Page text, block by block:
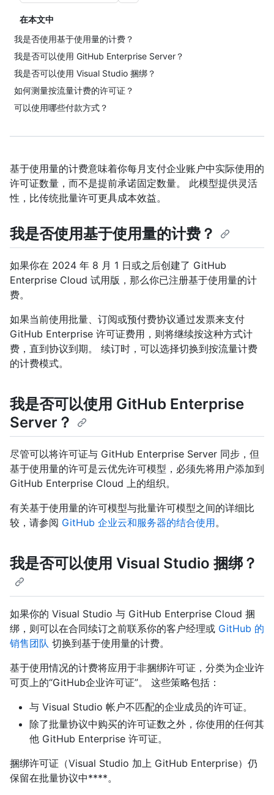
在本文中
我是否使用基于使用量的计费？
我是否可以使用 GitHub Enterprise Server？
我是否可以使用 Visual Studio 捆绑？
如何测量按流量计费的许可证？
可以使用哪些付款方式？
基于使用量的计费意味着你每月支付企业账户中实际使用的
许可证数量，而不是提前承诺固定数量。 此模型提供灵活
性，比传统批量许可更具成本效益。
我是否使用基于使用量的计费？
如果你在 2024 年 8 月 1 日或之后创建了 GitHub
Enterprise Cloud 试用版，那么你已注册基于使用量的计
费。
如果当前使用批量、订阅或预付费协议通过发票来支付
GitHub Enterprise 许可证费用，则将继续按这种方式计
费，直到协议到期。 续订时，可以选择切换到按流量计费
的计费模式。
我是否可以使用 GitHub Enterprise
Server？
尽管可以将许可证与 GitHub Enterprise Server 同步，但
基于使用量的许可是云优先许可模型，必须先将用户添加到
GitHub Enterprise Cloud 上的组织。
有关基于使用量的许可模型与批量许可模型之间的详细比
较，请参阅 GitHub 企业云和服务器的结合使用。
我是否可以使用 Visual Studio 捆绑？
如果你的 Visual Studio 与 GitHub Enterprise Cloud 捆
绑，则可以在合同续订之前联系你的客户经理或 GitHub 的
销售团队 切换到基于使用量的计费。
基于使用情况的计费将应用于非捆绑许可证，分类为企业许
可页上的“GitHub企业许可证”。 这些策略包括：
与 Visual Studio 帐户不匹配的企业成员的许可证。
除了批量协议中购买的许可证数之外，你使用的任何其
他 GitHub Enterprise 许可证。
捆绑许可证（Visual Studio 加上 GitHub Enterprise）仍
保留在批量协议中****。